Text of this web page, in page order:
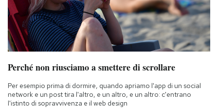
Perché non riusciamo a smettere di scrollare
Per esempio prima di dormire, quando apriamo l'app di un social
network e un post tira l'altro, e un altro, e un altro: c'entrano
l'istinto di sopravvivenza e il web design